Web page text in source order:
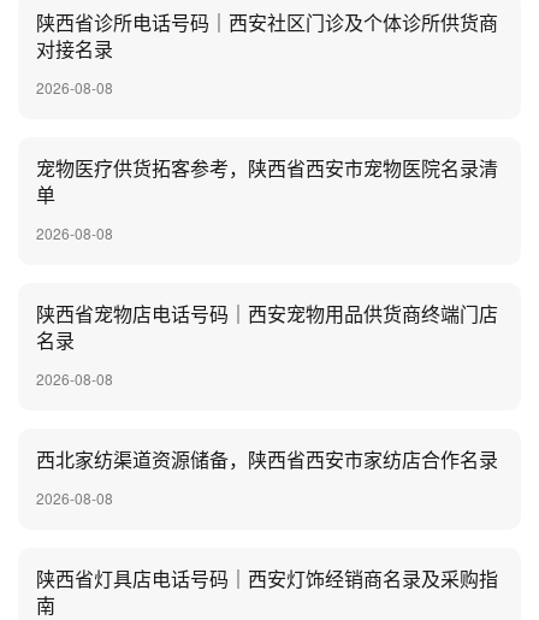
陕西省诊所电话号码｜西安社区门诊及个体诊所供货商
对接名录
2026-08-08
宠物医疗供货拓客参考，陕西省西安市宠物医院名录清
单
2026-08-08
陕西省宠物店电话号码｜西安宠物用品供货商终端门店
名录
2026-08-08
西北家纺渠道资源储备，陕西省西安市家纺店合作名录
2026-08-08
陕西省灯具店电话号码｜西安灯饰经销商名录及采购指
南